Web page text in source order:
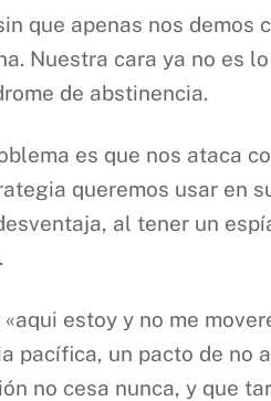
que apenas nos demos
Nuestra cara ya no es
de abstinencia.
es que nos ataca
queremos usar en
al tener un
estoy y no me
pacífica, un pacto de no
no cesa nunca, y que